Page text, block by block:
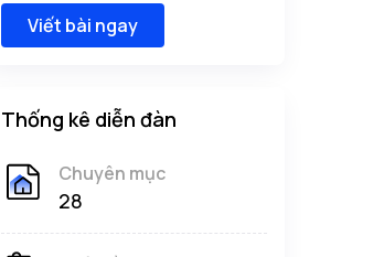
Viết bài ngay
Thống kê diễn đàn
Chuyên mục
28